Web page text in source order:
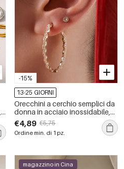
-15%
13-25 GIORNI
Orecchini a cerchio semplici da
donna in acciaio inossidabile,
impermeabili, color oro con
strass.
€4,89 €5,75
Ordine min. di 1 pz.
magazzino in Cina